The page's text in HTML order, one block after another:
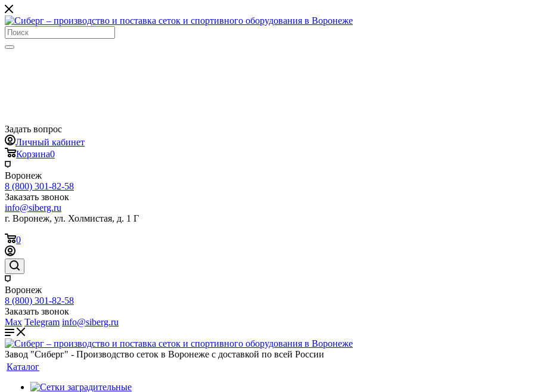
Задать вопрос
Личный кабинет
Корзина0
Воронеж
8 (800) 301-82-58
Заказать звонок
info@siberg.ru
г. Воронеж, ул. Холмистая, д. 1 Г
0
Воронеж
8 (800) 301-82-58
Заказать звонок
Max Telegram info@siberg.ru
Завод "Сиберг" - Производство сеток в Воронеже с доставкой по всей России
Каталог